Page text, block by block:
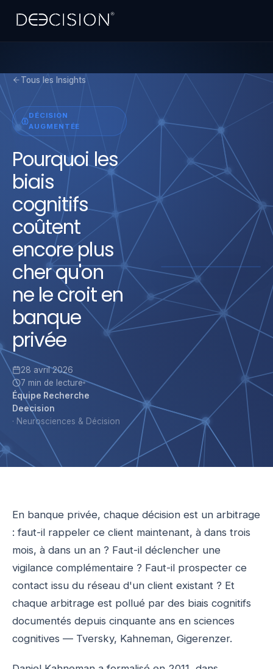
Tous les Insights
DÉCISION
AUGMENTÉE
Pourquoi les
biais
cognitifs
coûtent
encore plus
cher qu'on
ne le croit en
banque
privée
28 avril 2026
7 min de lecture
Équipe Recherche
Deecision
· Neurosciences & Décision
En banque privée, chaque décision est un arbitrage
: faut-il rappeler ce client maintenant, à dans trois
mois, à dans un an ? Faut-il déclencher une
vigilance complémentaire ? Faut-il prospecter ce
contact issu du réseau d'un client existant ? Et
chaque arbitrage est pollué par des biais cognitifs
documentés depuis cinquante ans en sciences
cognitives — Tversky, Kahneman, Gigerenzer.